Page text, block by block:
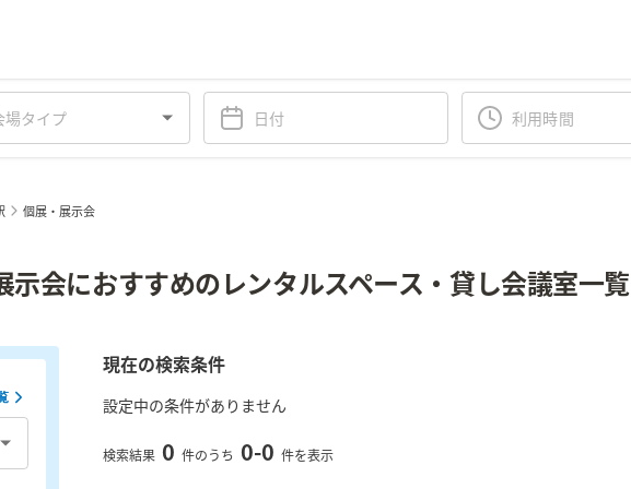
場タイプ
個展・展示会
示会におすすめのレンタルスペース・貸し会議室一覧
現在の検索条件
設定中の条件がありません
検索結果 0 件のうち 0-0 件を表示